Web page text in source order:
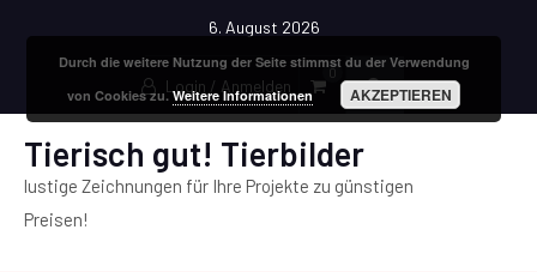
6. August 2026
Login / Anmelden
0
Tierisch gut! Tierbilder
lustige Zeichnungen für Ihre Projekte zu günstigen
Preisen!
Durch die weitere Nutzung der Seite stimmst du der Verwendung
von Cookies zu.Weitere Informationen AKZEPTIEREN